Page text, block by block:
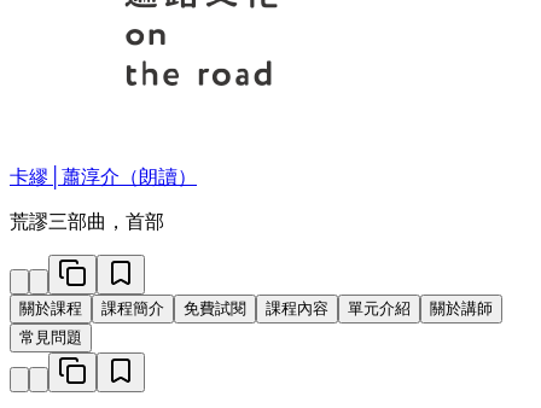
卡繆│蕭淳介（朗讀）
荒謬三部曲，首部
關於課程 課程簡介 免費試閱 課程內容 單元介紹
關於講師
常見問題